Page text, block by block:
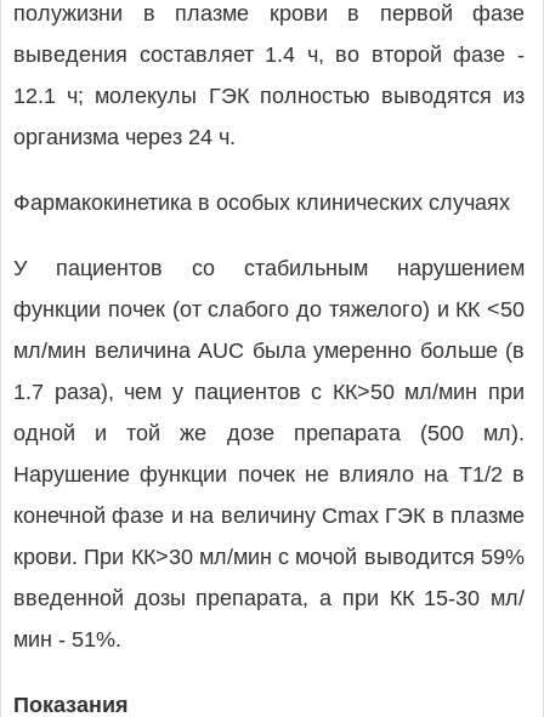
полужизни в плазме крови в первой фазе
выведения составляет 1.4 ч, во второй фазе -
12.1 ч; молекулы ГЭК полностью выводятся из
организма через 24 ч.
Фармакокинетика в особых клинических случаях
У пациентов со стабильным нарушением
функции почек (от слабого до тяжелого) и КК <50
мл/мин величина AUC была умеренно больше (в
1.7 раза), чем у пациентов с КК>50 мл/мин при
одной и той же дозе препарата (500 мл).
Нарушение функции почек не влияло на T1/2 в
конечной фазе и на величину Cmax ГЭК в плазме
крови. При КК>30 мл/мин с мочой выводится 59%
введенной дозы препарата, а при КК 15-30 мл/
мин - 51%.
Показания